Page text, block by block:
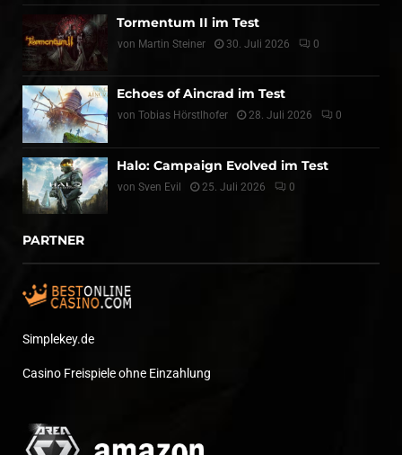
Tormentum II im Test
von Martin Steiner 30. Juli 2026 0
Echoes of Aincrad im Test
von Tobias Hörstlhofer 28. Juli 2026 0
Halo: Campaign Evolved im Test
von Sven Evil 25. Juli 2026 0
PARTNER
Simplekey.de
Casino Freispiele ohne Einzahlung